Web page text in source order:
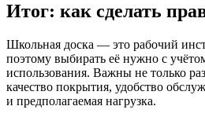
Итог: как сделать
Школьная доска — это рабочий
поэтому выбирать её нужно с
использования. Важны не только
качество покрытия, удобство
и предполагаемая нагрузка.